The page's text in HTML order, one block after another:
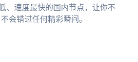
、速度最快的国内节点，让你不
会错过任何精彩瞬间。